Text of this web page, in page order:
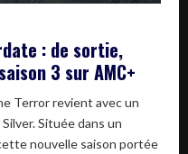
: de sortie,
3 sur AMC+
Terror revient avec un
Située dans un
nouvelle saison portée